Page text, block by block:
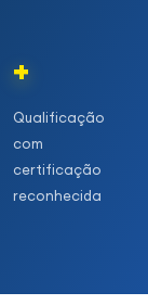
+
Qualificação
com
certificação
reconhecida